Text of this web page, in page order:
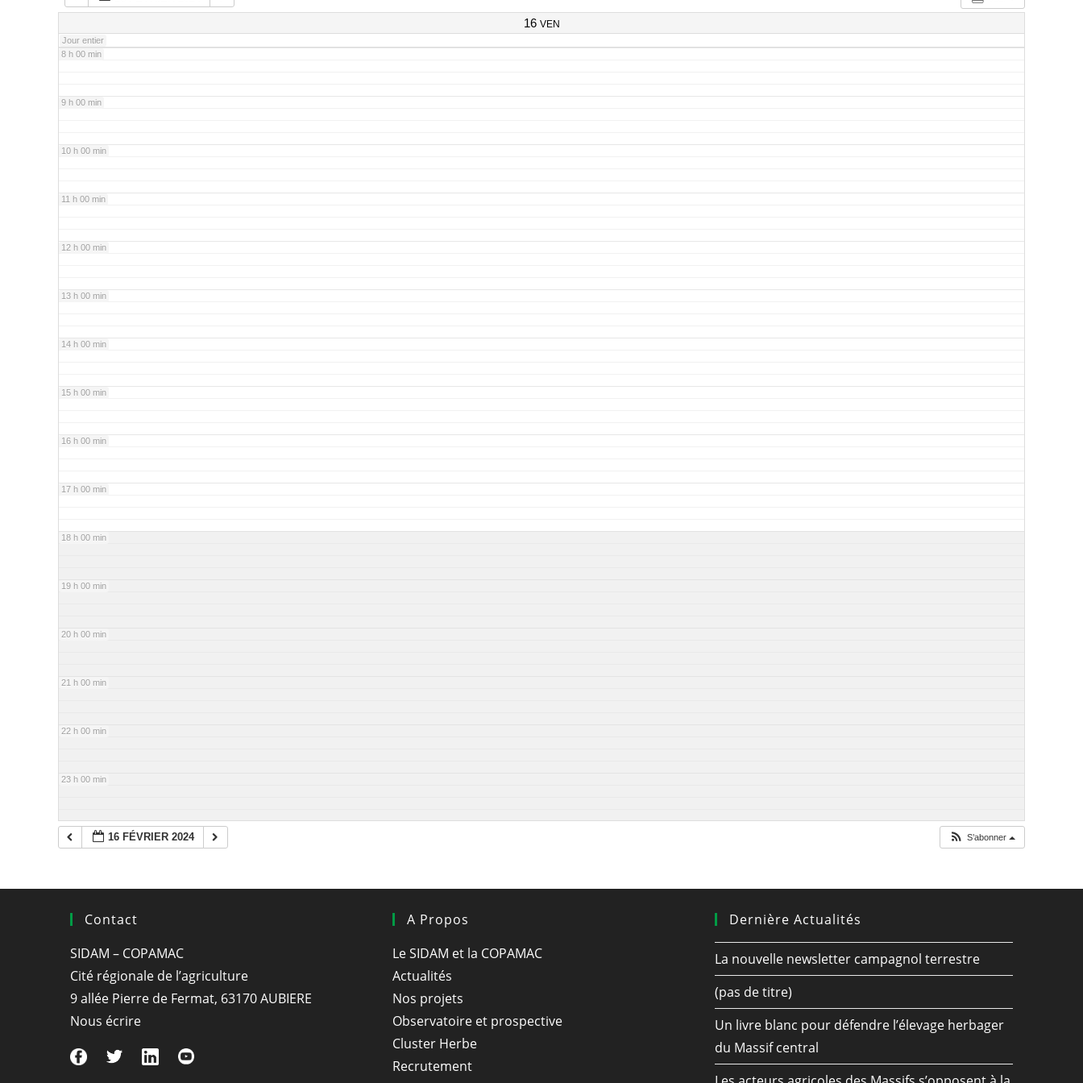
16 VEN
Jour entier
7 h 00 min
8 h 00 min
9 h 00 min
10 h 00 min
11 h 00 min
12 h 00 min
13 h 00 min
14 h 00 min
15 h 00 min
16 h 00 min
17 h 00 min
18 h 00 min
19 h 00 min
20 h 00 min
21 h 00 min
22 h 00 min
23 h 00 min
16 FÉVRIER 2024 S’abonner
Contact
SIDAM – COPAMAC
Cité régionale de l’agriculture
9 allée Pierre de Fermat, 63170 AUBIERE
Nous écrire
A Propos
Le SIDAM et la COPAMAC
Actualités
Nos projets
Observatoire et prospective
Cluster Herbe
Recrutement
Dernière Actualités
La nouvelle newsletter campagnol terrestre
(pas de titre)
Un livre blanc pour défendre l’élevage herbager
du Massif central